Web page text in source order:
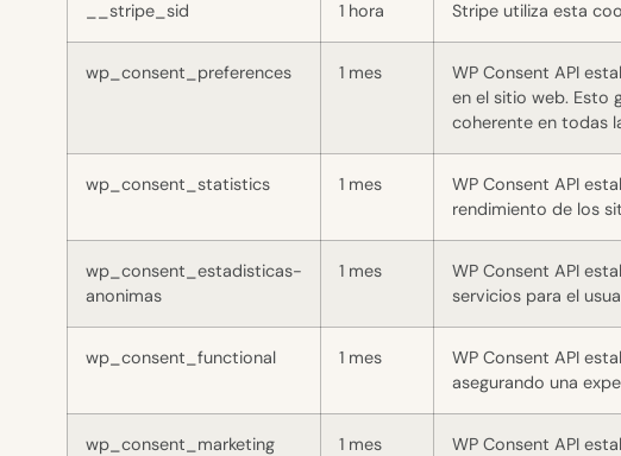
__stripe_sid 1 hora Stripe utiliza esta
wp_consent_preferences 1 mes
WP Consent API
en el sitio web. Esto
coherente en todas
wp_consent_statistics 1 mes
WP Consent API
rendimiento de los
wp_consent_estadisticas-
anonimas
1 mes
WP Consent API
servicios para el
wp_consent_functional 1 mes
WP Consent API
asegurando una
wp_consent_marketing 1 mes
WP Consent API